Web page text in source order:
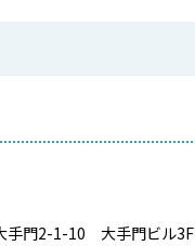
手門2-1-10 大手門ビル3F